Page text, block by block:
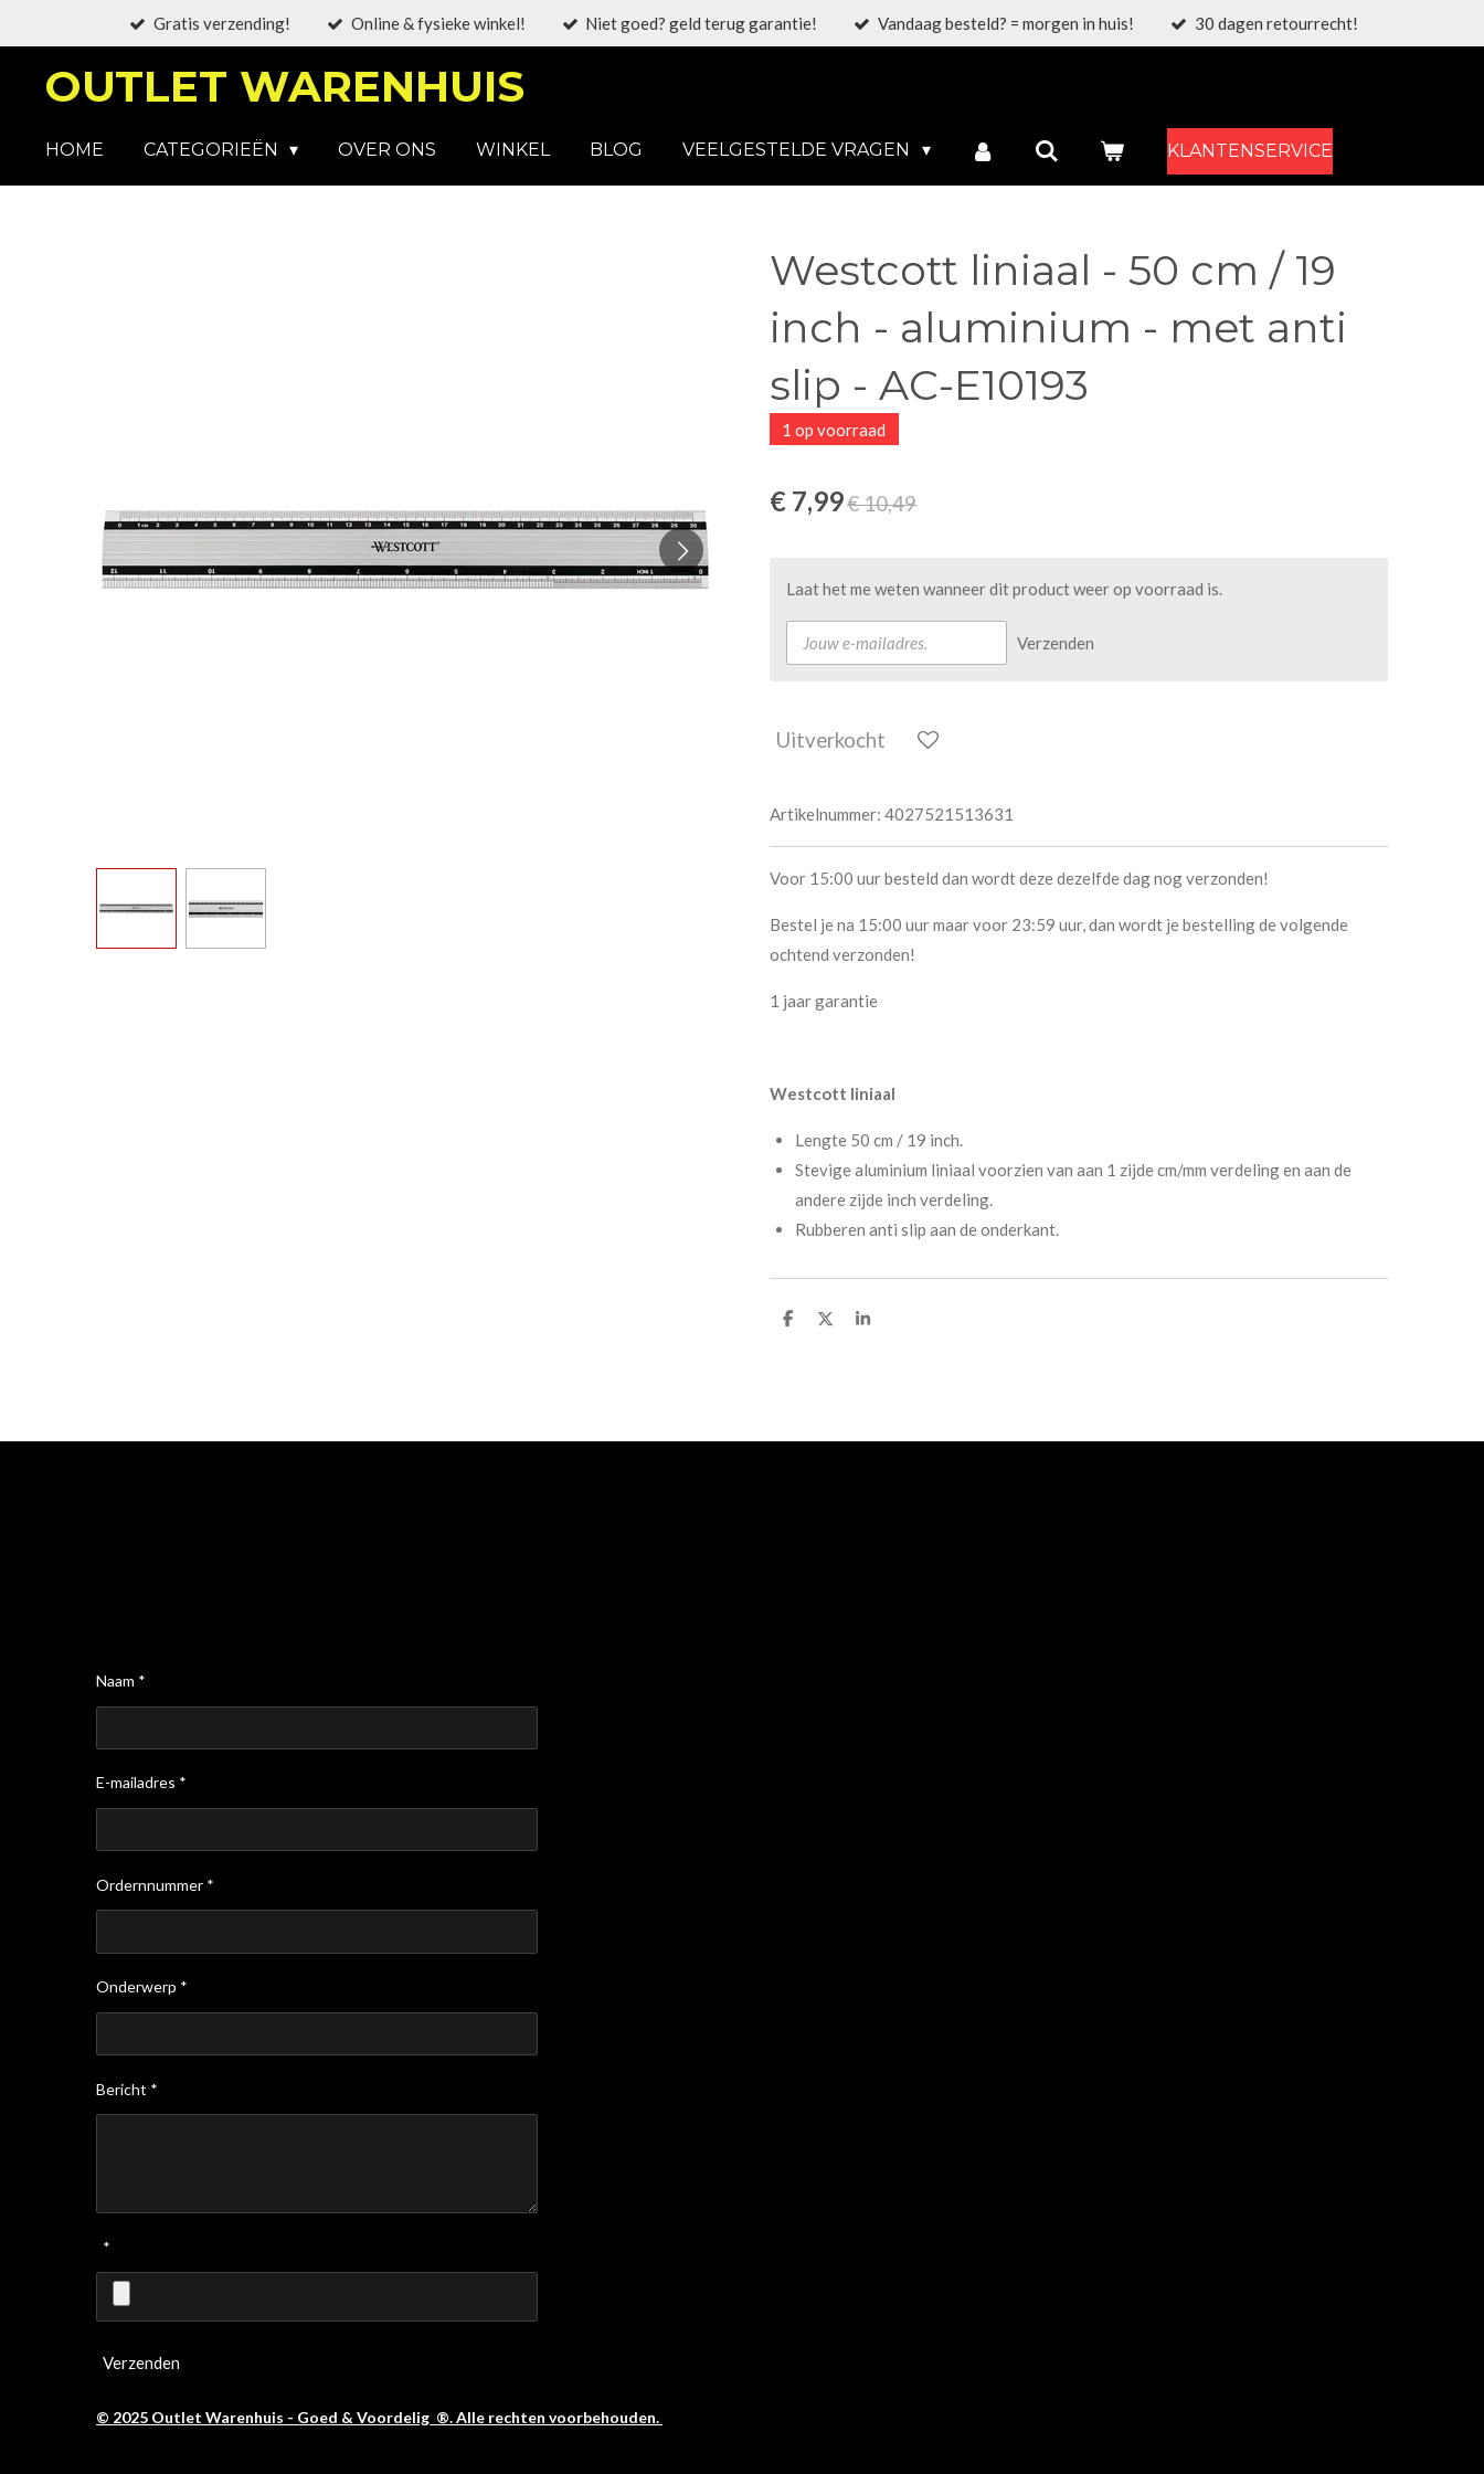
hoofdinhoud
Gratis verzending! Online & fysieke winkel! Niet goed? geld terug garantie! Vandaag besteld? = morgen in huis! 30 dagen retourrecht!
OUTLET WARENHUIS
HOME CATEGORIEËN OVER ONS WINKEL BLOG VEELGESTELDE VRAGEN KLANTENSERVICE
Westcott liniaal - 50 cm / 19
inch - aluminium - met anti
slip - AC-E10193
1 op voorraad
€ 7,99€ 10,49
Laat het me weten wanneer dit product weer op voorraad is.
Verzenden
Uitverkocht
Artikelnummer: 4027521513631
Voor 15:00 uur besteld dan wordt deze dezelfde dag nog verzonden!
Bestel je na 15:00 uur maar voor 23:59 uur, dan wordt je bestelling de volgende
ochtend verzonden!
1 jaar garantie
Westcott liniaal
Lengte 50 cm / 19 inch.
Stevige aluminium liniaal voorzien van aan 1 zijde cm/mm verdeling en aan de
andere zijde inch verdeling.
Rubberen anti slip aan de onderkant.
D
D
S
Naam *
E-mailadres *
Ordernnummer *
Onderwerp *
Bericht *
*
Verzenden
© 2025 Outlet Warenhuis - Goed & Voordelig ®. Alle rechten voorbehouden.